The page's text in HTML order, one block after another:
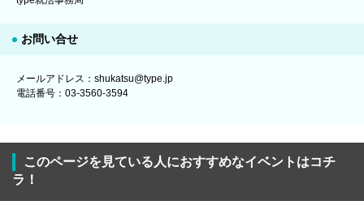
お問い合せ
メールアドレス：shukatsu@type.jp
電話番号：03-3560-3594
このページを見ている人におすすめなイベントはコチ
ラ！